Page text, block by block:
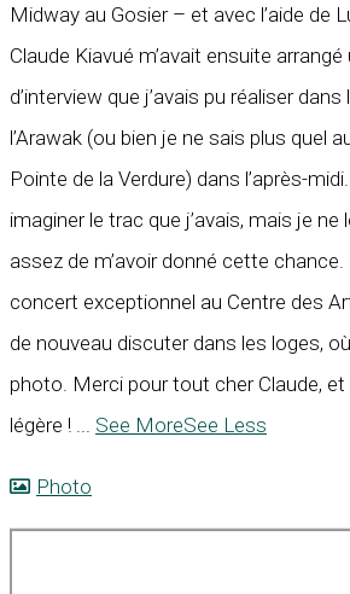
Midway au Gosier – et avec l’aide de
Claude Kiavué m’avait ensuite arrangé
d’interview que j’avais pu réaliser
l’Arawak (ou bien je ne sais plus quel
Pointe de la Verdure) dans l’après-
imaginer le trac que j’avais, mais je
assez de m’avoir donné cette chance.
concert exceptionnel au Centre des
de nouveau discuter dans les loges,
photo. Merci pour tout cher Claude,
légère !
See MoreSee Less
Photo